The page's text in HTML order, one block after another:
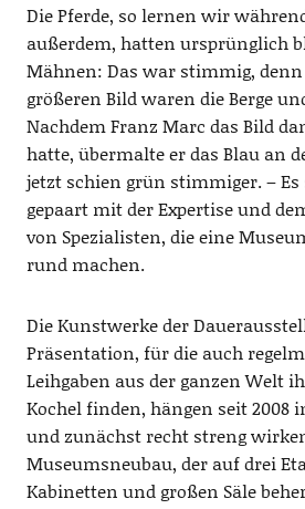
Die Pferde, so lernen wir
außerdem, hatten ursprünglich
Mähnen: Das war stimmig,
größeren Bild waren die Berge
Nachdem Franz Marc das Bild
hatte, übermalte er das Blau an
jetzt schien grün stimmiger. – Es
gepaart mit der Expertise und
von Spezialisten, die eine
rund machen.
Die Kunstwerke der
Präsentation, für die auch
Leihgaben aus der ganzen Welt
Kochel finden, hängen seit 2008
und zunächst recht streng
Museumsneubau, der auf drei
Kabinetten und großen Säle